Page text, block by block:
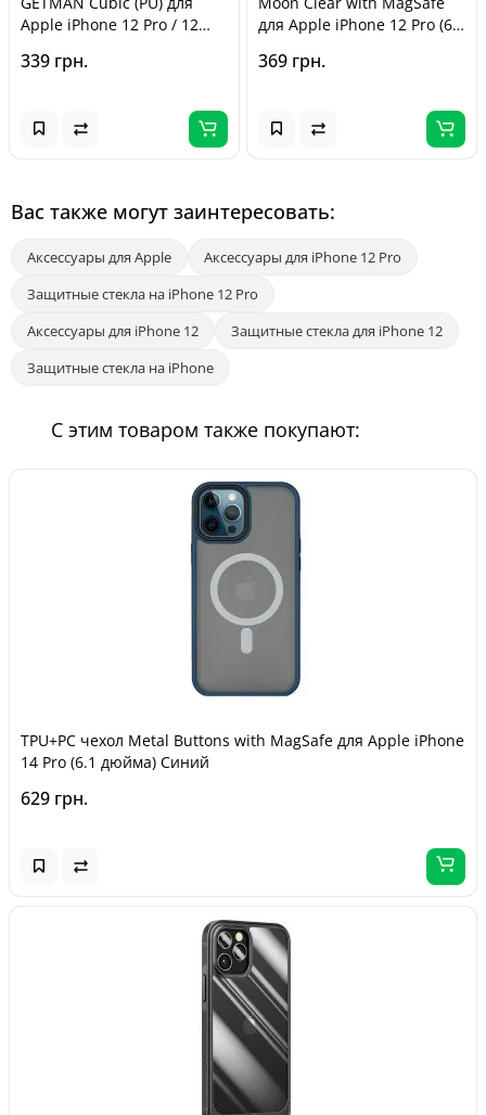
Apple iPhone 12 Pro / 12
339 грн.
для Apple iPhone 12 Pro (6.1
369 грн.
Вас также могут заинтересовать:
Аксессуары для Apple
Аксессуары для iPhone 12 Pro
Защитные стекла на iPhone 12 Pro
Аксессуары для iPhone 12
Защитные стекла для iPhone 12
Защитные стекла на iPhone
С этим товаром также покупают:
TPU+PC чехол Metal Buttons with MagSafe для Apple iPhone
14 Pro (6.1 дюйма) Синий
629 грн.